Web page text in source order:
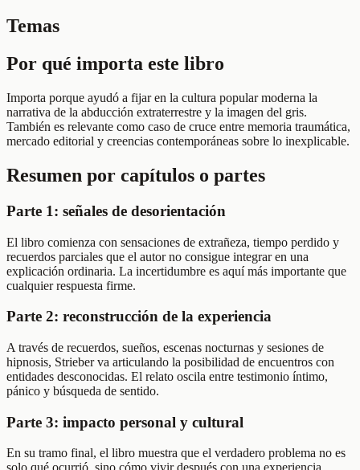
Temas
Por qué importa este libro
Importa porque ayudó a fijar en la cultura popular moderna la
narrativa de la abducción extraterrestre y la imagen del gris.
También es relevante como caso de cruce entre memoria traumática,
mercado editorial y creencias contemporáneas sobre lo inexplicable.
Resumen por capítulos o partes
Parte 1: señales de desorientación
El libro comienza con sensaciones de extrañeza, tiempo perdido y
recuerdos parciales que el autor no consigue integrar en una
explicación ordinaria. La incertidumbre es aquí más importante que
cualquier respuesta firme.
Parte 2: reconstrucción de la experiencia
A través de recuerdos, sueños, escenas nocturnas y sesiones de
hipnosis, Strieber va articulando la posibilidad de encuentros con
entidades desconocidas. El relato oscila entre testimonio íntimo,
pánico y búsqueda de sentido.
Parte 3: impacto personal y cultural
En su tramo final, el libro muestra que el verdadero problema no es